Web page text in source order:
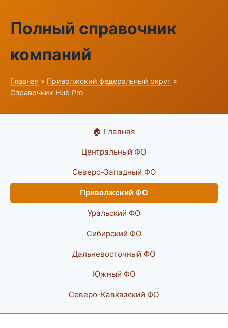
Полный справочник
компаний
Главная » Приволжский федеральный округ »
Справочник Hub Pro
🏠 Главная
Центральный ФО
Северо-Западный ФО
Приволжский ФО
Уральский ФО
Сибирский ФО
Дальневосточный ФО
Южный ФО
Северо-Кавказский ФО